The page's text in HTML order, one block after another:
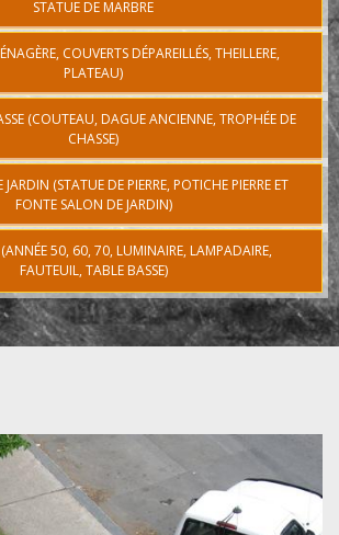
STATUE DE MARBRE
COUVERTS DÉPAREILLÉS, THEILLERE,
PLATEAU)
(COUTEAU, DAGUE ANCIENNE, TROPHÉE DE
CHASSE)
(STATUE DE PIERRE, POTICHE PIERRE ET
FONTE SALON DE JARDIN)
(ANNÉE 50, 60, 70, LUMINAIRE, LAMPADAIRE,
FAUTEUIL, TABLE BASSE)